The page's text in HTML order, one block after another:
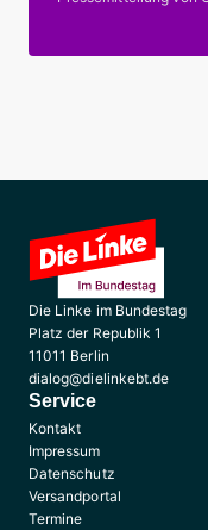
Die Linke im Bundestag
Platz der Republik 1
11011 Berlin
dialog@dielinkebt.de
Service
Kontakt
Impressum
Datenschutz
Versandportal
Termine